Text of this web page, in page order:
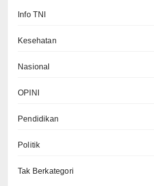
Info TNI
Kesehatan
Nasional
OPINI
Pendidikan
Politik
Tak Berkategori